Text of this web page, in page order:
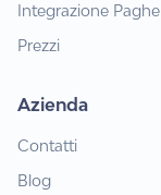
Integrazione Paghe
Prezzi
Azienda
Contatti
Blog